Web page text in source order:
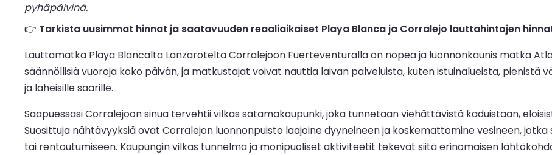
pyhäpäivinä.
👉 Tarkista uusimmat hinnat ja saatavuuden reaaliaikaiset Playa Blanca ja Corralejo lauttahintojen
Lauttamatka Playa Blancalta Lanzarotelta Corralejoon Fuerteventuralla on nopea ja luonnonkaunis matka
säännöllisiä vuoroja koko päivän, ja matkustajat voivat nauttia laivan palveluista, kuten istuinalueista, pienistä
ja läheisille saarille.
Saapuessasi Corralejoon sinua tervehtii vilkas satamakaupunki, joka tunnetaan viehättävistä kaduistaan,
Suosittuja nähtävyyksiä ovat Corralejon luonnonpuisto laajoine dyyneineen ja koskemattomine vesineen,
tai rentoutumiseen. Kaupungin vilkas tunnelma ja monipuoliset aktiviteetit tekevät siitä erinomaisen